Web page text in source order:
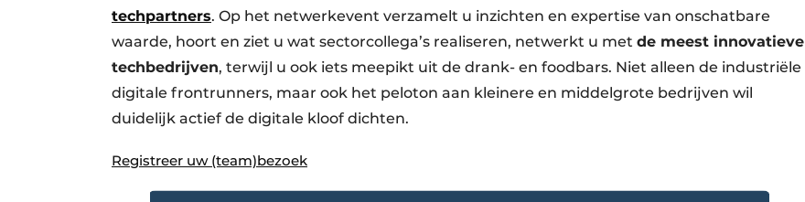
techpartners. Op het netwerkevent verzamelt u inzichten en expertise van onschatbare
waarde, hoort en ziet u wat sectorcollega’s realiseren, netwerkt u met de meest innovatieve
techbedrijven, terwijl u ook iets meepikt uit de drank- en foodbars. Niet alleen de industriële
digitale frontrunners, maar ook het peloton aan kleinere en middelgrote bedrijven wil
duidelijk actief de digitale kloof dichten.
Registreer uw (team)bezoek